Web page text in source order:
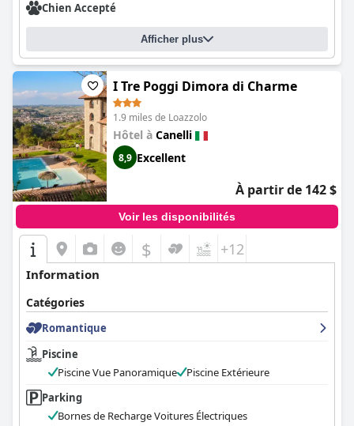
Chien Accepté
Afficher plus
I Tre Poggi Dimora di Charme
1.9 miles de Loazzolo
Hôtel à Canelli
8,9 Excellent
À partir de 142 $
Voir les disponibilités
$ +12
Information
Catégories
Romantique
Piscine
Piscine Vue Panoramique
Piscine Extérieure
Parking
Bornes de Recharge Voitures Électriques